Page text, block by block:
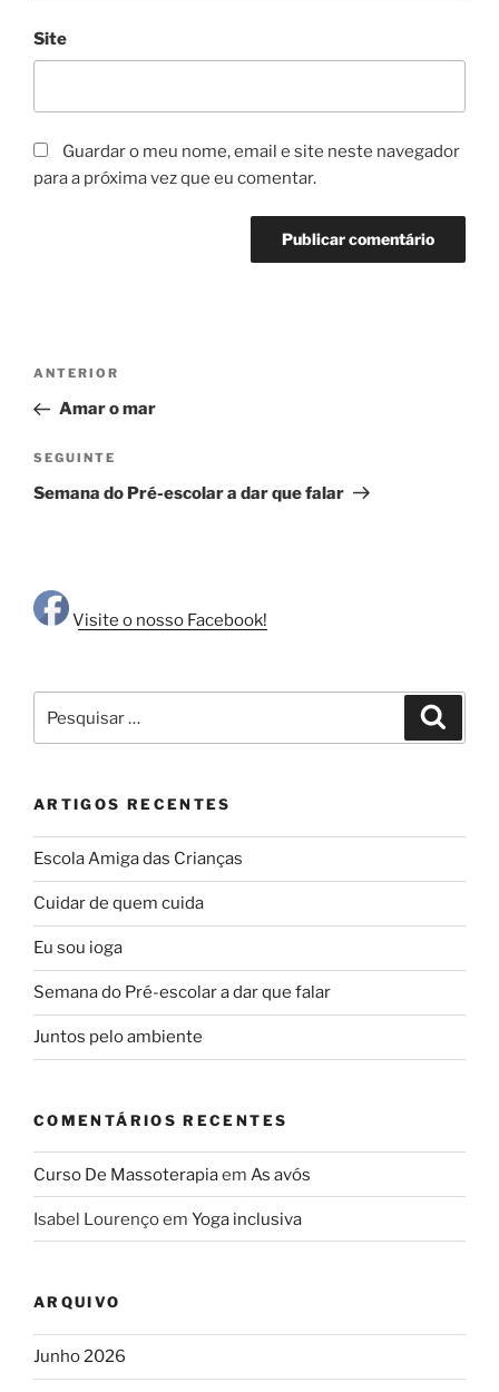
Site
Guardar o meu nome, email e site neste navegador
para a próxima vez que eu comentar.
Navegação
artigos
Conteúdo
anterior
ANTERIOR
Amar o mar
Conteúdo
seguinte
SEGUINTE
Semana do Pré-escolar a dar que falar
Visite o nosso Facebook!
por:
ARTIGOS RECENTES
Escola Amiga das Crianças
Cuidar de quem cuida
Eu sou ioga
Semana do Pré-escolar a dar que falar
Juntos pelo ambiente
COMENTÁRIOS RECENTES
Curso De Massoterapiaem As avós
Isabel Lourençoem Yoga inclusiva
ARQUIVO
Junho 2026